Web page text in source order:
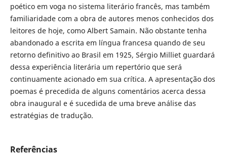
poético em voga no sistema literário francês, mas também
familiaridade com a obra de autores menos conhecidos dos
leitores de hoje, como Albert Samain. Não obstante tenha
abandonado a escrita em língua francesa quando de seu
retorno definitivo ao Brasil em 1925, Sérgio Milliet guardará
dessa experiência literária um repertório que será
continuamente acionado em sua crítica. A apresentação dos
poemas é precedida de alguns comentários acerca dessa
obra inaugural e é sucedida de uma breve análise das
estratégias de tradução.
Referências